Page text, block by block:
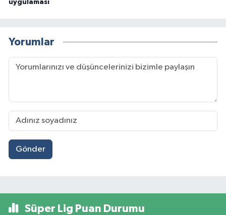
uygulaması
Yorumlar
Gönder
Süper Lig Puan Durumu